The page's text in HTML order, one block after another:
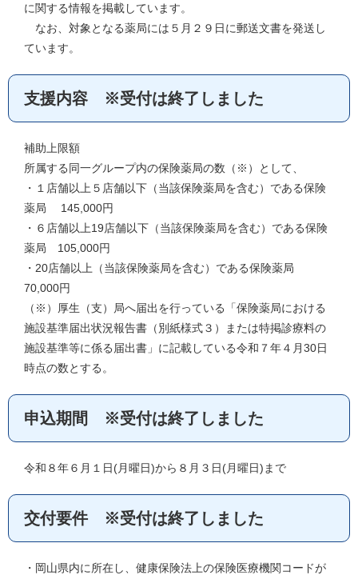
に関する情報を掲載しています。
なお、対象となる薬局には５月２９日に郵送文書を発送し
ています。
支援内容 ※受付は終了しました
補助上限額
所属する同一グループ内の保険薬局の数（※）として、
・１店舗以上５店舗以下（当該保険薬局を含む）である保険
薬局 145,000円
・６店舗以上19店舗以下（当該保険薬局を含む）である保険
薬局 105,000円
・20店舗以上（当該保険薬局を含む）である保険薬局
70,000円
（※）厚生（支）局へ届出を行っている「保険薬局における
施設基準届出状況報告書（別紙様式３）または特掲診療料の
施設基準等に係る届出書」に記載している令和７年４月30日
時点の数とする。
申込期間 ※受付は終了しました
令和８年６月１日(月曜日)から８月３日(月曜日)まで
交付要件 ※受付は終了しました
・岡山県内に所在し、健康保険法上の保険医療機関コードが